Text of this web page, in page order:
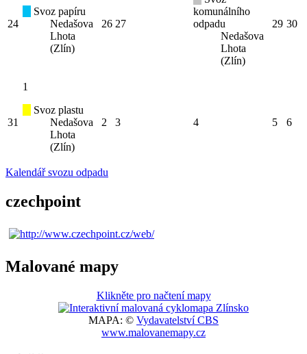
24
Svoz papíru
Nedašova
Lhota
(Zlín)
26 27
komunálního
odpadu
Nedašova
Lhota
(Zlín)
29 30
31
1
Svoz plastu
Nedašova
Lhota
(Zlín)
2 3 4 5 6
Kalendář svozu odpadu
czechpoint
Malované mapy
Klikněte pro načtení mapy
MAPA: © Vydavatelství CBS
www.malovanemapy.cz